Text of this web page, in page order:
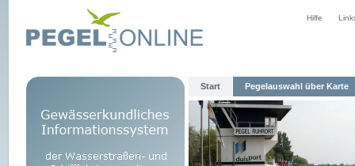
Hilfe
Start Pegelauswahl über Karte